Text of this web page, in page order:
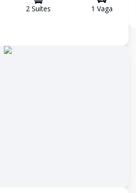
2 Suítes 1 Vaga